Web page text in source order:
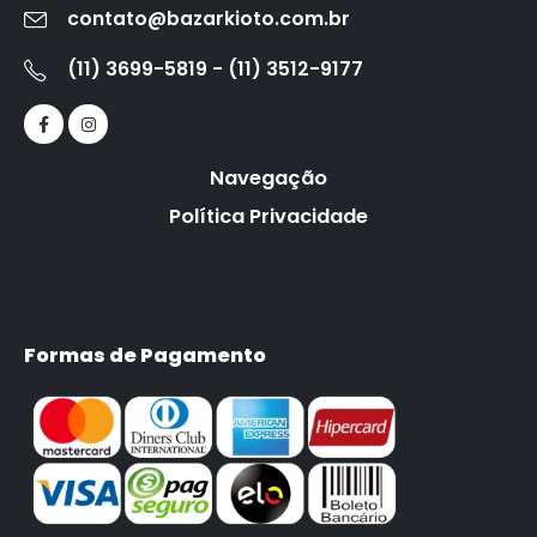
contato@bazarkioto.com.br
(11) 3699-5819 - (11) 3512-9177
Navegação
Política Privacidade
Formas de Pagamento